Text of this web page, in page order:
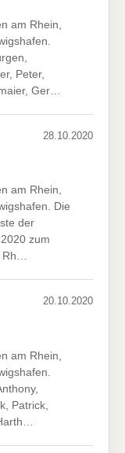
am Rhein,
Peter,
Ger…
28.10.2020
am Rhein,
Die
der
zum
Rh…
20.10.2020
am Rhein,
Patrick,